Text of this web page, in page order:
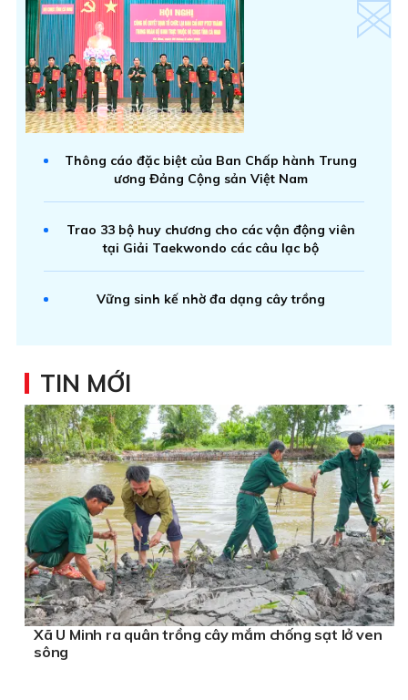
Thông cáo đặc biệt của Ban Chấp hành Trung
ương Đảng Cộng sản Việt Nam
Trao 33 bộ huy chương cho các vận động viên
tại Giải Taekwondo các câu lạc bộ
Vững sinh kế nhờ đa dạng cây trồng
TIN MỚI
Xã U Minh ra quân trồng cây mắm chống sạt lở ven
sông